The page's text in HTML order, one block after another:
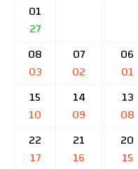
01
27
06
01
07
02
08
03
13
08
14
09
15
10
20
15
21
16
22
17